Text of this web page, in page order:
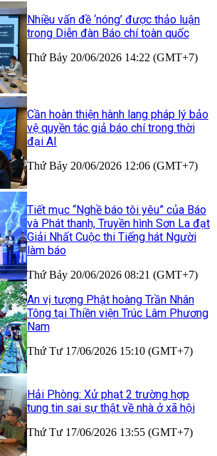
Nhiều vấn đề ‘nóng’ được thảo luận
trong Diễn đàn Báo chí toàn quốc
Thứ Bảy 20/06/2026 14:22 (GMT+7)
Cần hoàn thiện hành lang pháp lý bảo
vệ quyền tác giả báo chí trong thời
đại AI
Thứ Bảy 20/06/2026 12:06 (GMT+7)
Tiết mục “Nghề báo tôi yêu” của Báo
và Phát thanh, Truyền hình Sơn La đạt
Giải Nhất Cuộc thi Tiếng hát Người
làm báo
Thứ Bảy 20/06/2026 08:21 (GMT+7)
An vị tượng Phật hoàng Trần Nhân
Tông tại Thiền viện Trúc Lâm Phương
Nam
Thứ Tư 17/06/2026 15:10 (GMT+7)
Hải Phòng: Xử phạt 2 trường hợp
tung tin sai sự thật về nhà ở xã hội
Thứ Tư 17/06/2026 13:55 (GMT+7)